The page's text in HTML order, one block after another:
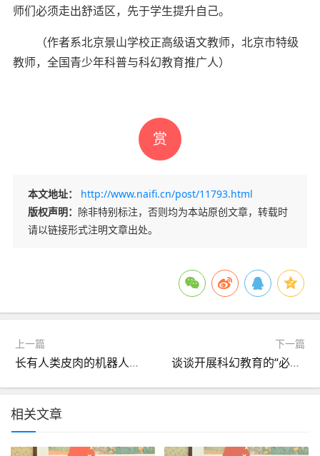
师们必须走出舒适区，先于学生提升自己。
（作者系北京景山学校正高级语文教师，北京市特级
教师，全国青少年科普与科幻教育推广人）
赏
本文地址：
http://www.naifi.cn/post/11793.html
版权声明： 除非特别标注，否则均为本站原创文章，转载时
请以链接形式注明文章出处。
上一篇
长有人类皮肉的机器人或可用来培育人体组织：外表太吓人
下一篇
谈谈开展科幻教育的“必读书”
相关文章